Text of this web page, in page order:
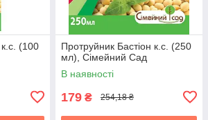
(100
Протруйник Бастіон к.с. (250
мл), Сімейний Сад
В наявності
179 ₴ 254,18 ₴